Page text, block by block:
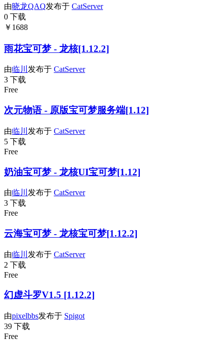
由晓龙QAQ发布于 CatServer
0 下载
￥1688
雨花宝可梦 - 龙核[1.12.2]
由临川 发布于 CatServer
3 下载
Free
次元物语 - 原版宝可梦服务端[1.12]
由临川 发布于 CatServer
5 下载
Free
奶油宝可梦 - 龙核UI宝可梦[1.12]
由临川 发布于 CatServer
3 下载
Free
云海宝可梦 - 龙核宝可梦[1.12.2]
由临川 发布于 CatServer
2 下载
Free
幻虚斗罗V1.5 [1.12.2]
由pixelbbs发布于 Spigot
39 下载
Free